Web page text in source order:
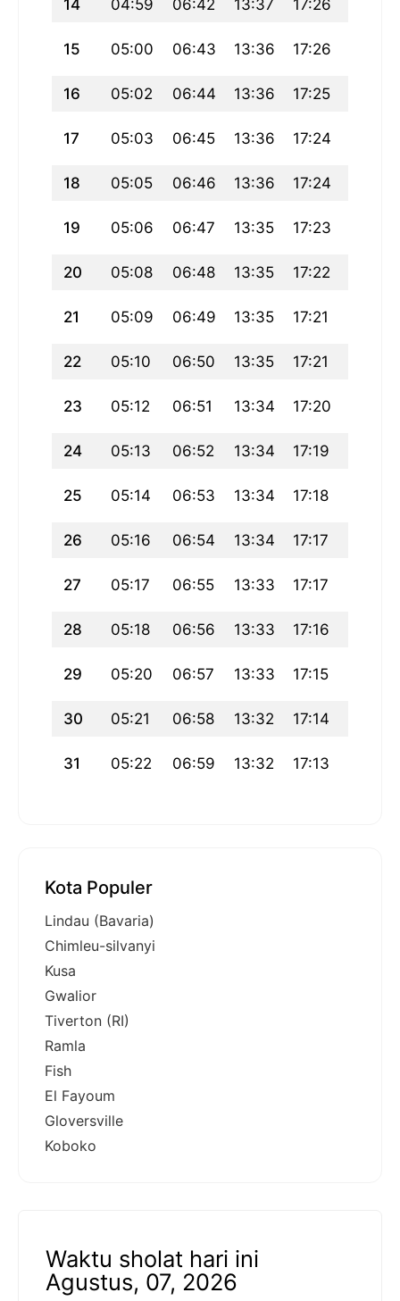
14 04:59 06:42 13:37 17:26
15 05:00 06:43 13:36 17:26
16 05:02 06:44 13:36 17:25
17 05:03 06:45 13:36 17:24
18 05:05 06:46 13:36 17:24
19 05:06 06:47 13:35 17:23
20 05:08 06:48 13:35 17:22
21 05:09 06:49 13:35 17:21
22 05:10 06:50 13:35 17:21
23 05:12 06:51 13:34 17:20
24 05:13 06:52 13:34 17:19
25 05:14 06:53 13:34 17:18
26 05:16 06:54 13:34 17:17
27 05:17 06:55 13:33 17:17
28 05:18 06:56 13:33 17:16
29 05:20 06:57 13:33 17:15
30 05:21 06:58 13:32 17:14
31 05:22 06:59 13:32 17:13
Kota Populer
Lindau (Bavaria)
Chimleu-silvanyi
Kusa
Gwalior
Tiverton (RI)
Ramla
Fish
El Fayoum
Gloversville
Koboko
Waktu sholat hari ini
Agustus, 07, 2026